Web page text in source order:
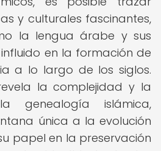
y culturales fascinantes,
la lengua árabe y sus
en la formación de
a lo largo de los siglos.
la complejidad y la
genealogía islámica,
única a la evolución
papel en la preservación